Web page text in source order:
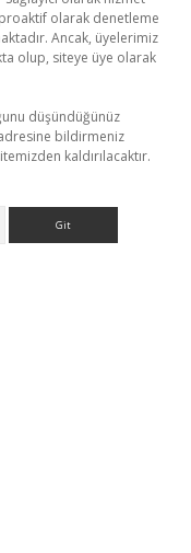
olarak denetleme
Ancak, üyelerimiz
olup, siteye üye olarak
düşündüğünüz
bildirmeniz
kaldırılacaktır.